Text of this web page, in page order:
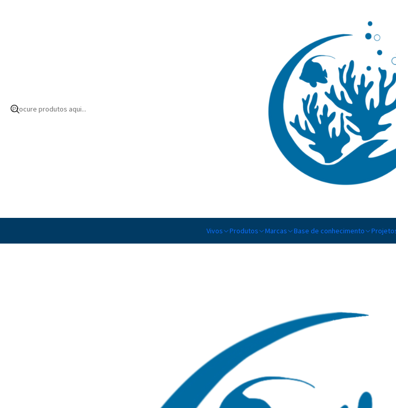
Vivos Produtos Marcas Base de conhecimento
Peças
Ainda não há produtos
Pode tentar procurar outras categorias ou usar a barra de